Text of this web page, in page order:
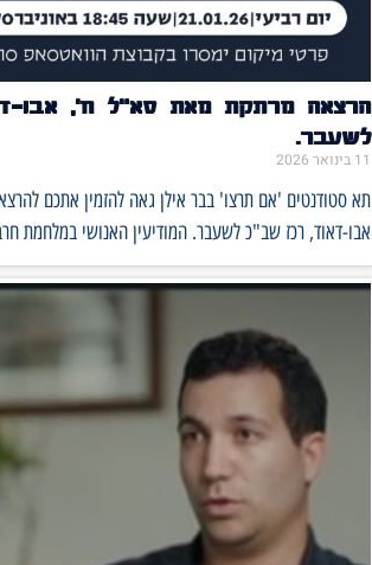
הרצאה מרתקת מאת סא"ל ח', אבו-
לשעבר.
11 בינואר 2026
תא סטודנטים 'אם תרצו' בבר אילן גאה להזמין אתכם
אבו-דאוד, רכז שב"כ לשעבר. המודיעין האנושי במלחמת